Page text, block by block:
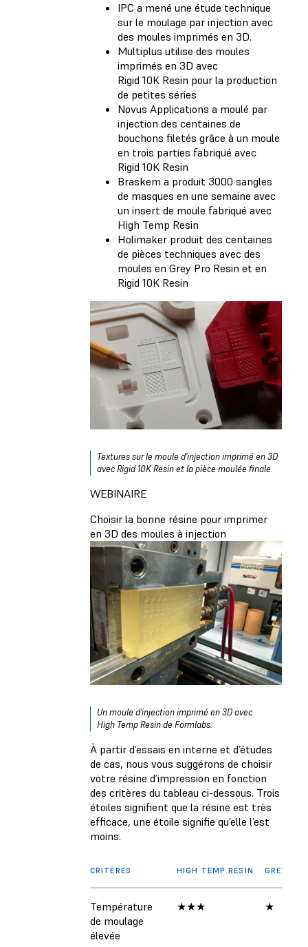
IPC a mené une étude technique
sur le moulage par injection avec
des moules imprimés en 3D.
Multiplus utilise des moules
imprimés en 3D avec
Rigid 10K Resin pour la production
de petites séries
Novus Applications a moulé par
injection des centaines de
bouchons filetés grâce à un moule
en trois parties fabriqué avec
Rigid 10K Resin
Braskem a produit 3000 sangles
de masques en une semaine avec
un insert de moule fabriqué avec
High Temp Resin
Holimaker produit des centaines
de pièces techniques avec des
moules en Grey Pro Resin et en
Rigid 10K Resin
Textures sur le moule d'injection imprimé en 3D
avec Rigid 10K Resin et la pièce moulée finale.
WEBINAIRE
Choisir la bonne résine pour imprimer
en 3D des moules à injection
Un moule d'injection imprimé en 3D avec
High Temp Resin de Formlabs.
À partir d’essais en interne et d’études
de cas, nous vous suggérons de choisir
votre résine d’impression en fonction
des critères du tableau ci-dessous. Trois
étoiles signifient que la résine est très
efficace, une étoile signifie qu’elle l’est
moins.
CRITÈRES HIGH TEMP RESIN GREY
Température
de moulage
élevée
★★★ ★